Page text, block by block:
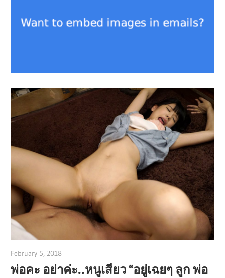
February 5, 2018
พ่อคะ อย่าค่ะ..หนูเสียว “อยู่เฉยๆ ลูก พ่อ